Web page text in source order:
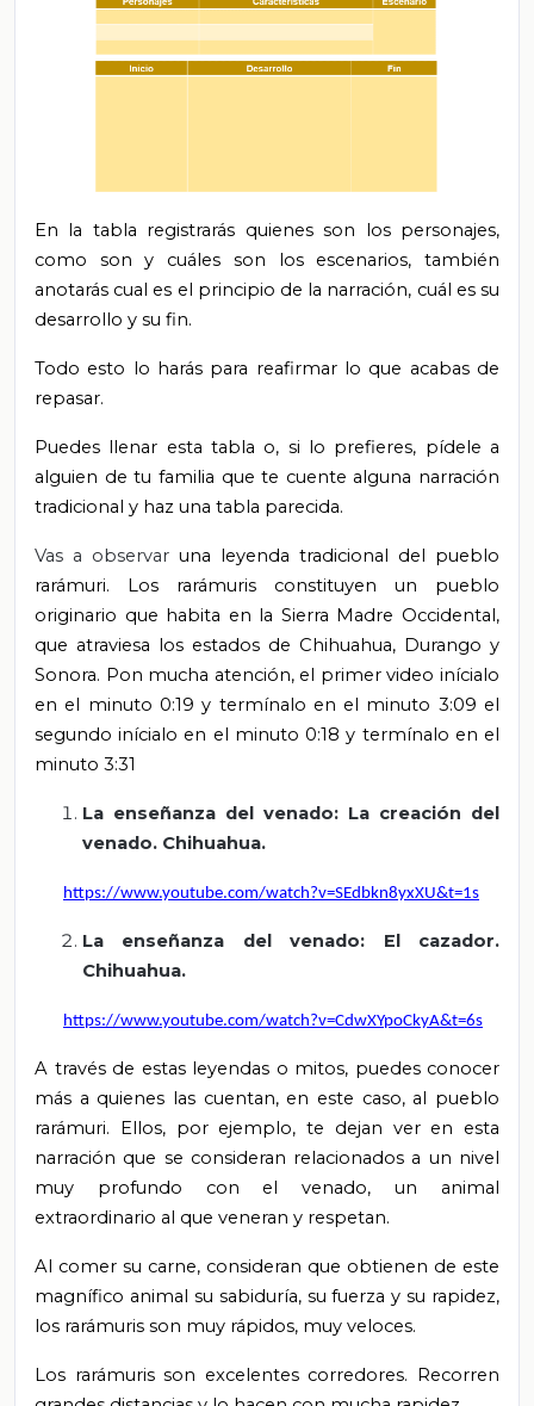
En la tabla registrarás quienes son los personajes,
como son y cuáles son los escenarios, también
anotarás cual es el principio de la narración, cuál es su
desarrollo y su fin.
Todo esto lo harás para reafirmar lo que acabas de
repasar.
Puedes llenar esta tabla o, si lo prefieres, pídele a
alguien de tu familia que te cuente alguna narración
tradicional y haz una tabla parecida.
Vas a observar una leyenda tradicional del pueblo
rarámuri. Los rarámuris constituyen un pueblo
originario que habita en la Sierra Madre Occidental,
que atraviesa los estados de Chihuahua, Durango y
Sonora. Pon mucha atención, el primer video inícialo
en el minuto 0:19 y termínalo en el minuto 3:09 el
segundo inícialo en el minuto 0:18 y termínalo en el
minuto 3:31
La enseñanza del venado: La creación del
venado. Chihuahua.
https://www.youtube.com/watch?v=SEdbkn8yxXU&t=1s
La enseñanza del venado: El cazador.
Chihuahua.
https://www.youtube.com/watch?v=CdwXYpoCkyA&t=6s
A través de estas leyendas o mitos, puedes conocer
más a quienes las cuentan, en este caso, al pueblo
rarámuri. Ellos, por ejemplo, te dejan ver en esta
narración que se consideran relacionados a un nivel
muy profundo con el venado, un animal
extraordinario al que veneran y respetan.
Al comer su carne, consideran que obtienen de este
magnífico animal su sabiduría, su fuerza y su rapidez,
los rarámuris son muy rápidos, muy veloces.
Los rarámuris son excelentes corredores. Recorren